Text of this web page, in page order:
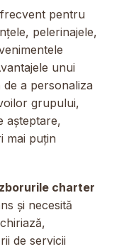
pentru
pelerinajele,
unui
a personaliza
grupului,
așteptare,
mai puțin
zborurile charter
și necesită
de servicii